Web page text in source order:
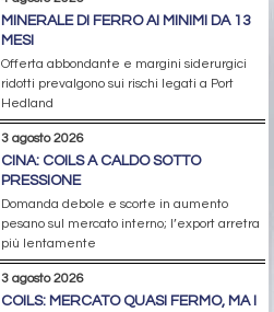
MINERALE DI FERRO AI MINIMI DA 13
MESI
Offerta abbondante e margini siderurgici
ridotti prevalgono sui rischi legati a Port
Hedland
3 agosto 2026
CINA: COILS A CALDO SOTTO
PRESSIONE
Domanda debole e scorte in aumento
pesano sul mercato interno; l’export arretra
più lentamente
3 agosto 2026
COILS: MERCATO QUASI FERMO, MA I